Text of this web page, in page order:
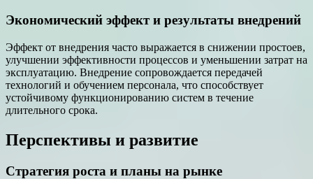
Экономический эффект и результаты внедрений
Эффект от внедрения часто выражается в снижении простоев,
улучшении эффективности процессов и уменьшении затрат на
эксплуатацию. Внедрение сопровождается передачей
технологий и обучением персонала, что способствует
устойчивому функционированию систем в течение
длительного срока.
Перспективы и развитие
Стратегия роста и планы на рынке